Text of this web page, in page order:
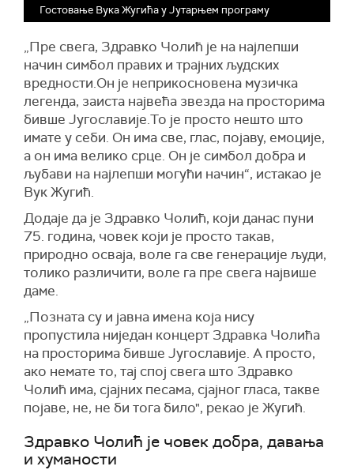
Гостовање Вука Жугића у Јутарњем програму
„Пре свега, Здравко Чолић је на најлепши
начин симбол правих и трајних људских
вредности.Он је неприкосновена музичка
легенда, заиста највећа звезда на просторима
бивше Југославије.То је просто нешто што
имате у себи. Он има све, глас, појаву, емоције,
а он има велико срце. Он је симбол добра и
љубави на најлепши могући начин“, истакао је
Вук Жугић.
Додаје да је Здравко Чолић, који данас пуни
75. година, човек који је просто такав,
природно осваја, воле га све генерације људи,
толико различити, воле га пре свега највише
даме.
„Позната су и јавна имена која нису
пропустила ниједан концерт Здравка Чолића
на просторима бивше Југославије. А просто,
ако немате то, тај спој свега што Здравко
Чолић има, сјајних песама, сјајног гласа, такве
појаве, не, не би тога било", рекао је Жугић.
Здравко Чолић је човек добра, давања
и хуманости